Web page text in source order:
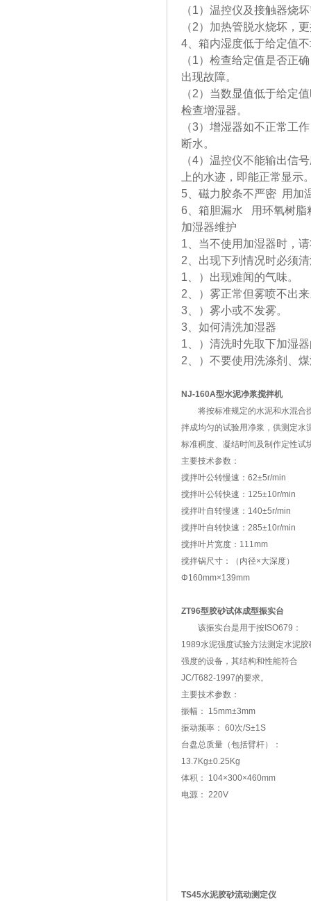
（1）温控仪及接触器烧
（2）加热管脱水烧坏，
4、箱内湿度低于给定值
（1）检查给定值是否正
出现故障。
（2）当数显值低于给定
检查增湿器。
（3）增湿器如不正常工
断水。
（4）温控仪不能输出信
上的水迹，即能正常显示
5、磁力胶条不严密 用加
6、箱胆漏水 用环氧树脂
加湿器维护
1、当不使用加湿器时，
2、出现下列情况时必须
1、）出现难闻的气味。
2、）雾正常但雾喷不出
3、）雾小或不发雾。
3、如何清洗加湿器
1、）清洗时先取下加湿
2、）不要使用洗涤剂、
NJ-160A型水泥净浆搅拌机
将按标准规定的水泥和水混合
拌成均匀的试验用净浆，供测定水
标准稠度、凝结时间及制作定性试
主要技术参数：
搅拌叶公转慢速：62±5r/min
搅拌叶公转快速：125±10r/min
搅拌叶自转慢速：140±5r/min
搅拌叶自转快速：285±10r/min
搅拌叶片宽度：111mm
搅拌锅尺寸：（内径×大深度）
Φ160mm×139mm
ZT96型胶砂试体成型振实台
该振实台是用于按ISO679：
1989水泥强度试验方法测定水泥胶
强度的设备，其结构和性能符合
JC/T682-1997的要求。
主要技术参数：
振幅： 15mm±3mm
振动频率： 60次/S±1S
台盘总质量（包括臂杆）：
13.7Kg±0.25Kg
体积： 104×300×460mm
电源： 220V
TS45水泥胶砂流动测定仪